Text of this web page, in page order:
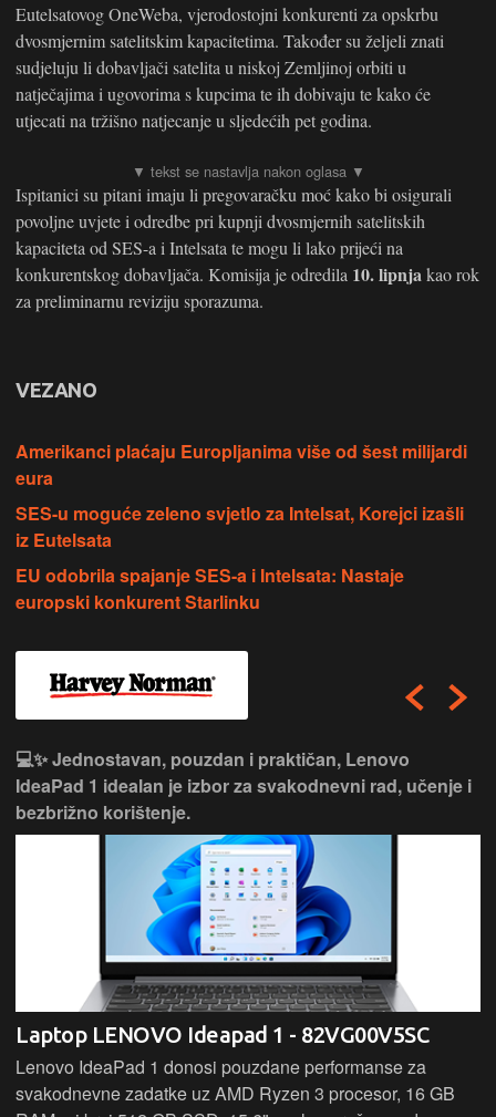
Eutelsatovog OneWeba, vjerodostojni konkurenti za opskrbu
dvosmjernim satelitskim kapacitetima. Također su željeli znati
sudjeluju li dobavljači satelita u niskoj Zemljinoj orbiti u
natječajima i ugovorima s kupcima te ih dobivaju te kako će
utjecati na tržišno natjecanje u sljedećih pet godina.
Ispitanici su pitani imaju li pregovaračku moć kako bi osigurali
povoljne uvjete i odredbe pri kupnji dvosmjernih satelitskih
kapaciteta od SES-a i Intelsata te mogu li lako prijeći na
konkurentskog dobavljača. Komisija je odredila 10. lipnjakao rok
za preliminarnu reviziju sporazuma.
VEZANO
Amerikanci plaćaju Europljanima više od šest milijardi
eura
SES-u moguće zeleno svjetlo za Intelsat, Korejci izašli
iz Eutelsata
EU odobrila spajanje SES-a i Intelsata: Nastaje
europski konkurent Starlinku
💻✨ Jednostavan, pouzdan i praktičan, Lenovo
IdeaPad 1 idealan je izbor za svakodnevni rad, učenje i
bezbrižno korištenje.
Laptop LENOVO Ideapad 1 - 82VG00V5SC
Lenovo IdeaPad 1 donosi pouzdane performanse za
svakodnevne zadatke uz AMD Ryzen 3 procesor, 16 GB